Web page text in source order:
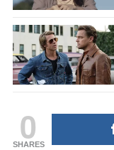
0
SHARES